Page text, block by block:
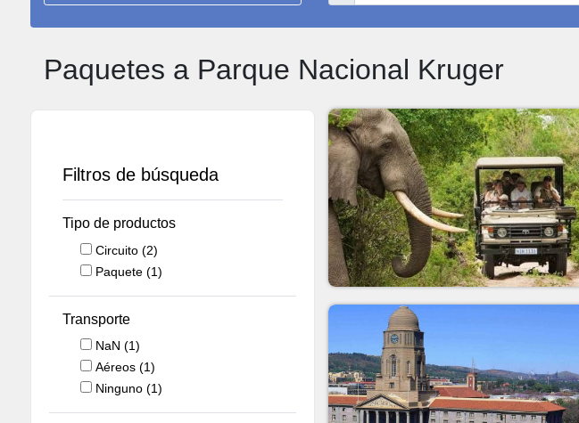
Paquetes a Parque Nacional Kruger
Filtros de búsqueda
Tipo de productos
Circuito (2)
Paquete (1)
Transporte
NaN (1)
Aéreos (1)
Ninguno (1)